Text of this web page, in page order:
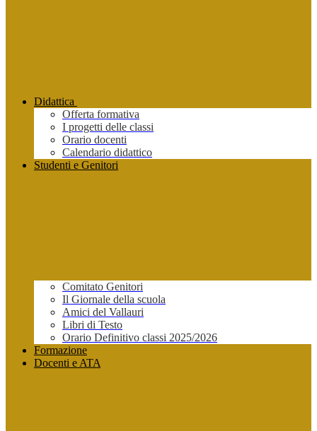
Didattica
Offerta formativa
I progetti delle classi
Orario docenti
Calendario didattico
Studenti e Genitori
Comitato Genitori
Il Giornale della scuola
Amici del Vallauri
Libri di Testo
Orario Definitivo classi 2025/2026
Formazione
Docenti e ATA